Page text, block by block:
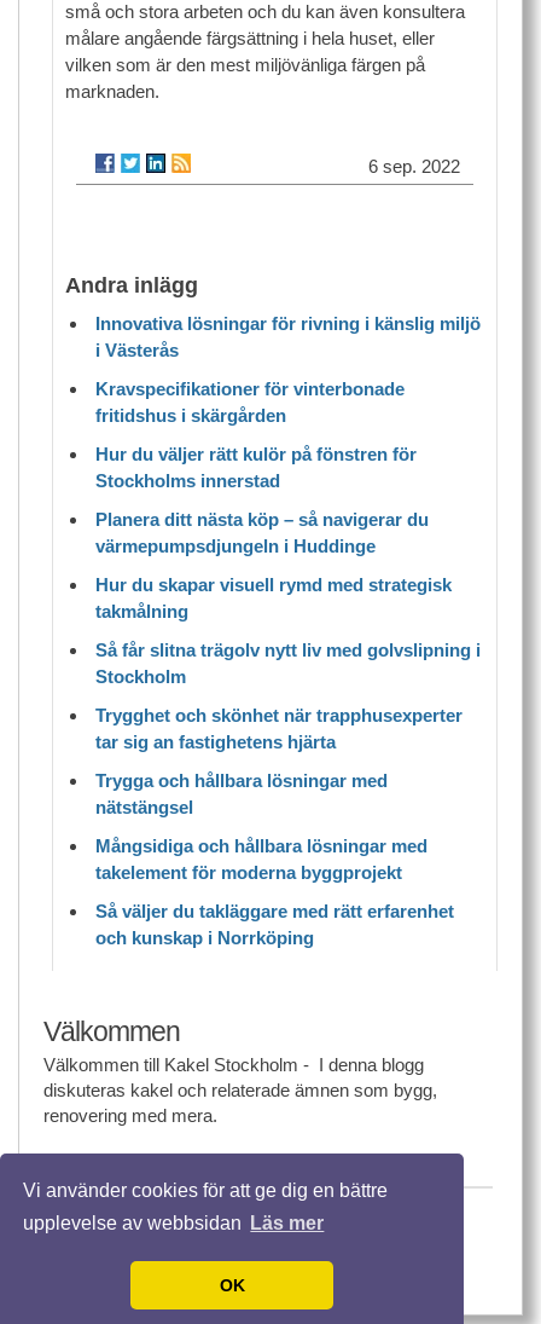
Vi använder cookies för att ge dig en bättre
upplevelse av webbsidan
Läs mer
OK
små och stora arbeten och du kan även konsultera
målare angående färgsättning i hela huset, eller
vilken som är den mest miljövänliga färgen på
marknaden.
6 sep. 2022
Andra inlägg
Innovativa lösningar för rivning i känslig miljö
i Västerås
Kravspecifikationer för vinterbonade
fritidshus i skärgården
Hur du väljer rätt kulör på fönstren för
Stockholms innerstad
Planera ditt nästa köp – så navigerar du
värmepumpsdjungeln i Huddinge
Hur du skapar visuell rymd med strategisk
takmålning
Så får slitna trägolv nytt liv med golvslipning i
Stockholm
Trygghet och skönhet när trapphusexperter
tar sig an fastighetens hjärta
Trygga och hållbara lösningar med
nätstängsel
Mångsidiga och hållbara lösningar med
takelement för moderna byggprojekt
Så väljer du takläggare med rätt erfarenhet
och kunskap i Norrköping
Välkommen
Välkommen till Kakel Stockholm - I denna blogg
diskuteras kakel och relaterade ämnen som bygg,
renovering med mera.
© 2026 Kakelstockholm.nu. Alla rättigheter
förbehållna.
Template design byAndreas Viklund